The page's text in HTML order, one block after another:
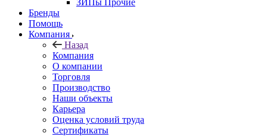
ЗИПы Прочие
Бренды
Помощь
Компания
Назад
Компания
О компании
Торговля
Производство
Наши объекты
Карьера
Оценка условий труда
Сертификаты